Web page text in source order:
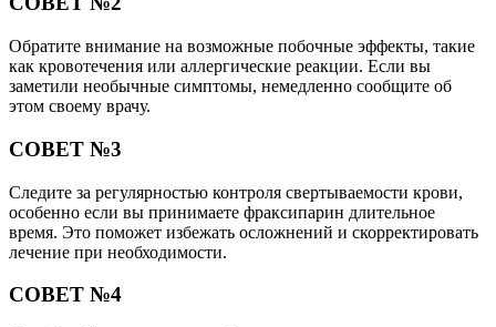
Обратите внимание на возможные побочные эффекты, такие
как кровотечения или аллергические реакции. Если вы
заметили необычные симптомы, немедленно сообщите об
этом своему врачу.
СОВЕТ №3
Следите за регулярностью контроля свертываемости крови,
особенно если вы принимаете фраксипарин длительное
время. Это поможет избежать осложнений и скорректировать
лечение при необходимости.
СОВЕТ №4